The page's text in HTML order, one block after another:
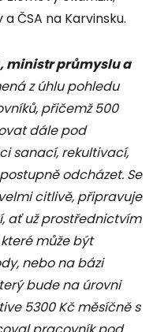
ČSA na Karvinsku.
ministr průmyslu a
z úhlu pohledu
přičemž 500
dále pod
sanací, rekultivací,
odcházet. Se
citlivě, připravuje
ať už prostřednictvím
může být
nebo na bázi
bude na úrovni
5300 Kč měsíčně s